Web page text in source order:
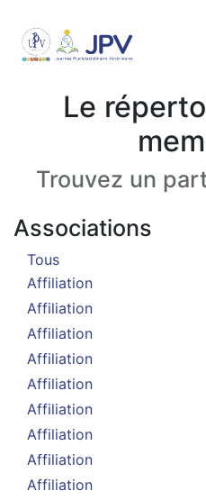
Le
Trouvez un
Associations
Tous
Affiliation
Affiliation
Affiliation
Affiliation
Affiliation
Affiliation
Affiliation
Affiliation
Affiliation